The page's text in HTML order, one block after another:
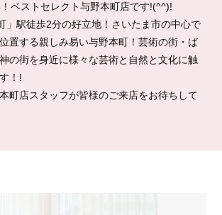
ベストセレクト与野本町店です!(^^)!
」駅徒歩2分の好立地！さいたま市の中心で
置する親しみ易い与野本町！芸術の街・ば
の街を身近に様々な芸術と自然と文化に触
！!
町店スタッフが皆様のご来店をお待ちして